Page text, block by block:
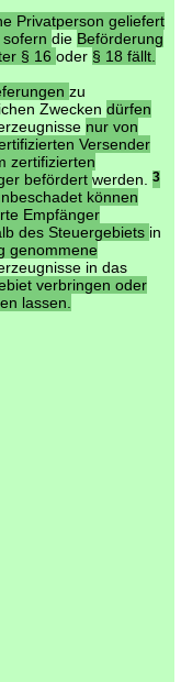
Privatperson geliefert
die Beförderung
§ 16 oder § 18 fällt.
zu
Zwecken dürfen
nur von
Versender
zertifizierten
befördert werden. 3
können
Empfänger
des Steuergebiets in
genommene
in das
verbringen oder
lassen.